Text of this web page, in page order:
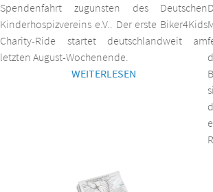
Spendenfahrt zugunsten des Deutschen
Kinderhospizvereins e.V.. Der erste Biker4Kids
Charity-Ride startet deutschlandweit am
letzten August-Wochenende.
WEITERLESEN